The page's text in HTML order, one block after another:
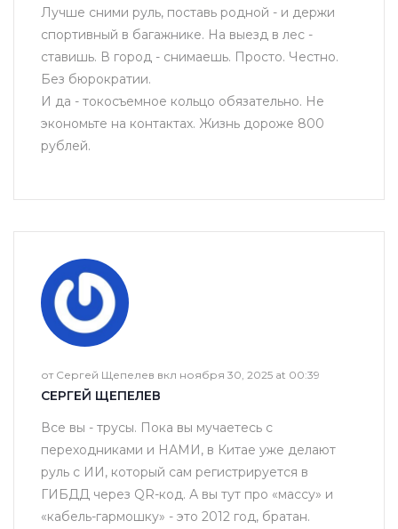
Лучше сними руль, поставь родной - и держи
спортивный в багажнике. На выезд в лес -
ставишь. В город - снимаешь. Просто. Честно.
Без бюрократии.
И да - токосъемное кольцо обязательно. Не
экономьте на контактах. Жизнь дороже 800
рублей.
от Сергей Щепелев вкл ноября 30, 2025 at 00:39
СЕРГЕЙ ЩЕПЕЛЕВ
Все вы - трусы. Пока вы мучаетесь с
переходниками и НАМИ, в Китае уже делают
руль с ИИ, который сам регистрируется в
ГИБДД через QR-код. А вы тут про «массу» и
«кабель-гармошку» - это 2012 год, братан.